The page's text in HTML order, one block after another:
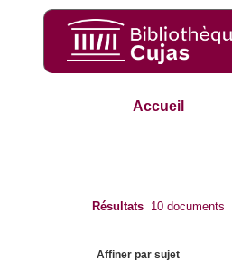
Accueil
Résultats 10 documents
Affiner par sujet